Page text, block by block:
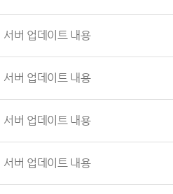
버 업데이트 내용
버 업데이트 내용
버 업데이트 내용
버 업데이트 내용